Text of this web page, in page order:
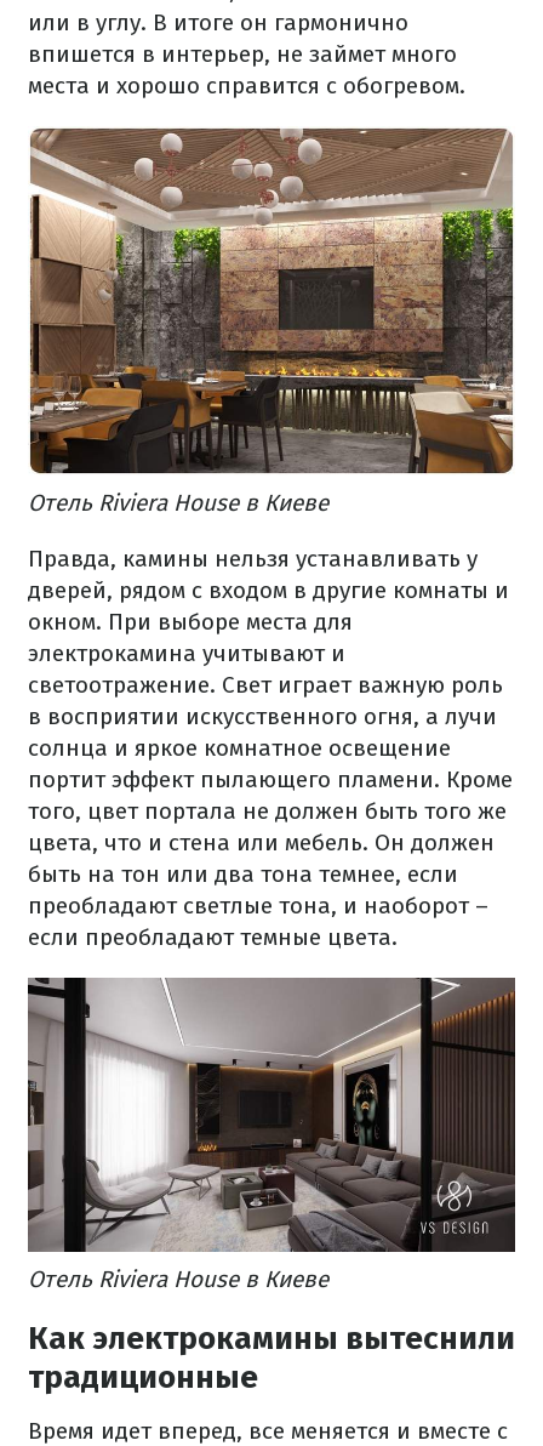
или в углу. В итоге он гармонично
впишется в интерьер, не займет много
места и хорошо справится с обогревом.
Отель Riviera House в Киеве
Правда, камины нельзя устанавливать у
дверей, рядом с входом в другие комнаты и
окном. При выборе места для
электрокамина учитывают и
светоотражение. Свет играет важную роль
в восприятии искусственного огня, а лучи
солнца и яркое комнатное освещение
портит эффект пылающего пламени. Кроме
того, цвет портала не должен быть того же
цвета, что и стена или мебель. Он должен
быть на тон или два тона темнее, если
преобладают светлые тона, и наоборот –
если преобладают темные цвета.
Отель Riviera House в Киеве
Как электрокамины вытеснили
традиционные
Время идет вперед, все меняется и вместе с